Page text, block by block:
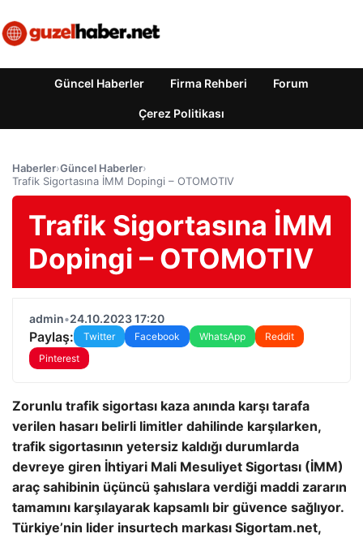
Güncel Haberler Firma Rehberi Forum
Çerez Politikası
Haberler›Güncel Haberler›
Trafik Sigortasına İMM Dopingi – OTOMOTIV
Trafik Sigortasına İMM
Dopingi – OTOMOTIV
admin•24.10.2023 17:20
Paylaş: Twitter Facebook WhatsApp
Reddit
Pinterest
Zorunlu trafik sigortası kaza anında karşı tarafa
verilen hasarı belirli limitler dahilinde karşılarken,
trafik sigortasının yetersiz kaldığı durumlarda
devreye giren İhtiyari Mali Mesuliyet Sigortası (İMM)
araç sahibinin üçüncü şahıslara verdiği maddi zararın
tamamını karşılayarak kapsamlı bir güvence sağlıyor.
Türkiye’nin lider insurtech markası Sigortam.net,